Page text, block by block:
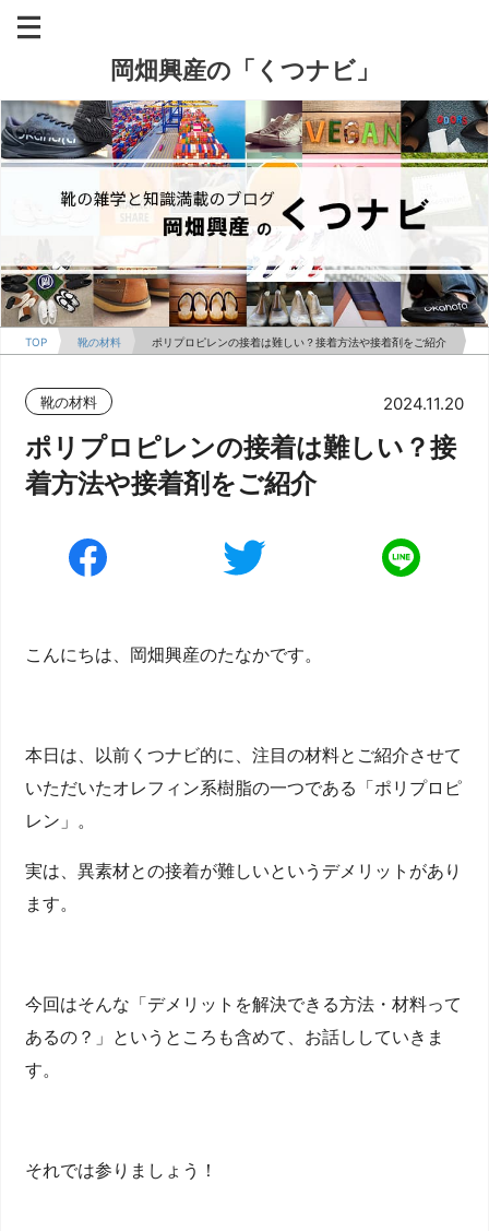
岡畑興産の「くつナビ」
TOP 靴の材料 ポリプロピレンの接着は難しい？接着方法や接着剤をご紹介
靴の材料 2024.11.20
ポリプロピレンの接着は難しい？接
着方法や接着剤をご紹介
こんにちは、岡畑興産のたなかです。
本日は、以前くつナビ的に、注目の材料とご紹介させて
いただいたオレフィン系樹脂の一つである「ポリプロピ
レン」。
実は、異素材との接着が難しいというデメリットがあり
ます。
今回はそんな「デメリットを解決できる方法・材料って
あるの？」というところも含めて、お話ししていきま
す。
それでは参りましょう！